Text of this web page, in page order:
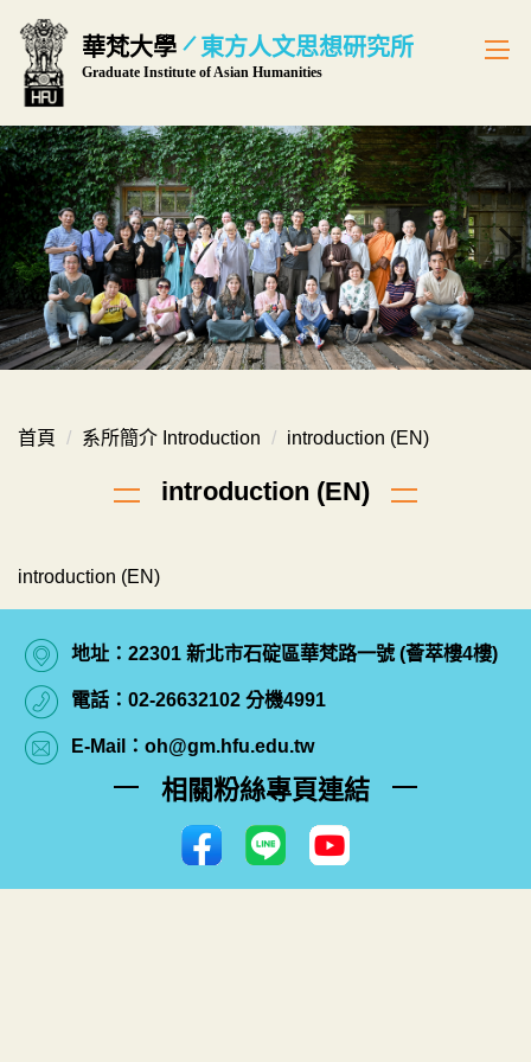
跳
到
主
要
內
容
區
華梵大學 東方人文思想研究所
Graduate Institute of Asian Humanities
首頁 系所簡介 Introduction introduction (EN)
introduction (EN)
introduction (EN)
地址：22301 新北市石碇區華梵路一號 (薈萃樓4樓)
電話：02-26632102 分機4991
E-Mail：oh@gm.hfu.edu.tw
相關粉絲專頁連結